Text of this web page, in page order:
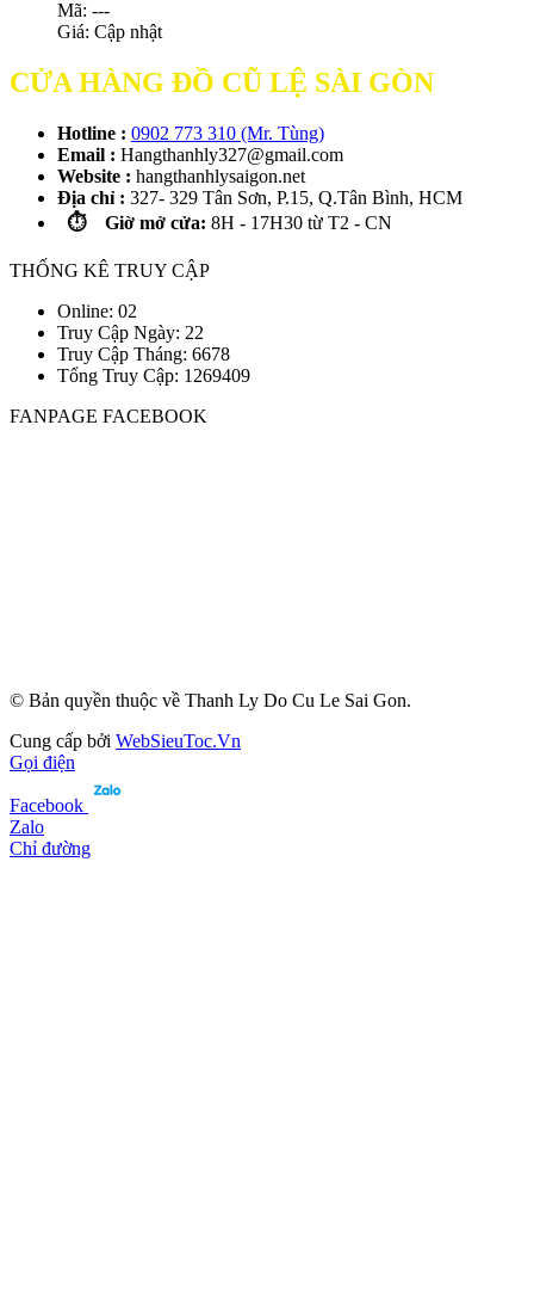
Mã: ---
Giá: Cập nhật
CỬA HÀNG ĐỒ CŨ LỆ SÀI GÒN
Hotline : 0902 773 310 (Mr. Tùng)
Email : Hangthanhly327@gmail.com
Website : hangthanhlysaigon.net
Địa chỉ : 327- 329 Tân Sơn, P.15, Q.Tân Bình, HCM
⏱️ Giờ mở cửa: 8H - 17H30 từ T2 - CN
THỐNG KÊ TRUY CẬP
Online: 02
Truy Cập Ngày: 22
Truy Cập Tháng: 6678
Tổng Truy Cập: 1 269409
FANPAGE FACEBOOK
© Bản quyền thuộc về Thanh Ly Do Cu Le Sai Gon.
Cung cấp bởi WebSieuToc.Vn
Gọi điện
Facebook
Zalo
Chỉ đường